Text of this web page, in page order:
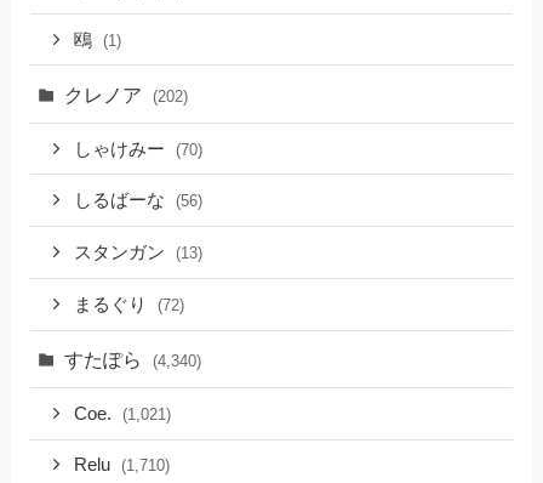
鴎 (1)
クレノア (202)
しゃけみー (70)
しるばーな (56)
スタンガン (13)
まるぐり (72)
すたぽら (4,340)
Coe. (1,021)
Relu (1,710)